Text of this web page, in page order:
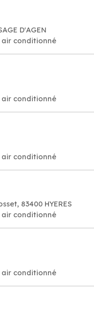
D'AGEN
air conditionné
air conditionné
air conditionné
83400 HYERES
air conditionné
air conditionné